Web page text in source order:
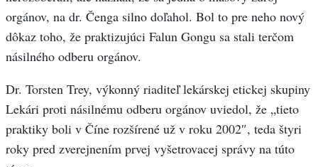
orgánov, na dr. Čenga silno doľahol. Bol to pre neho nový
dôkaz toho, že praktizujúci Falun Gongu sa stali terčom
násilného odberu orgánov.
Dr. Torsten Trey, výkonný riaditeľ lekárskej etickej skupiny
Lekári proti násilnému odberu orgánov uviedol, že „tieto
praktiky boli v Číne rozšírené už v roku 2002″, teda štyri
roky pred zverejnením prvej vyšetrovacej správy na túto